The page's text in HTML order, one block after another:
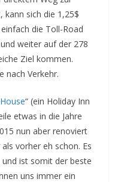
kann sich die 1,25$
die Toll-Road
weiter auf der 278
Ziel kommen.
nach Verkehr.
“ (ein Holiday Inn
etwas in die Jahre
nun aber renoviert
vorher eh schon. Es
ist somit der beste
uns immer ein